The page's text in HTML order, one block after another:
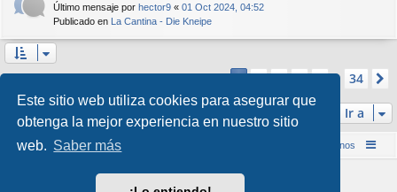
Este sitio web utiliza cookies para asegurar que
obtenga la mejor experiencia en nuestro sitio
web. Saber más
Último mensaje por hector9 « 01 Oct 2024, 04:52
Publicado en La Cantina - Die Kneipe
Página1de34
1 2 3 4 5 … 34
Ir a
Inicio (Web) Foro Punta de Lanza Wargames Contáctenos
Desarrollado porphpBB® Forum Software © phpBB Limited